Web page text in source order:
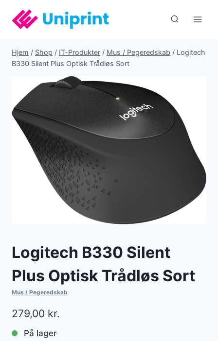
indhold
Hjem / Shop / IT-Produkter / Mus / Pegeredskab / Logitech
B330 Silent Plus Optisk Trådløs Sort
Logitech B330 Silent
Plus Optisk Trådløs Sort
Mus / Pegeredskab
279,00 kr.
På lager